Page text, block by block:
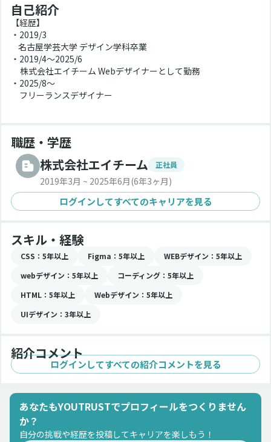
自己紹介
【経歴】
・2019/3
    名古屋学芸大学 デザイン学科卒業
・2019/4〜2025/6
     株式会社エイチーム Webデザイナーとして勤務
・2025/8〜
フリーランスデザイナー
職歴・学歴
株式会社エイチーム
正社員
2019年3月 ~ 2025年6月(6年3ヶ月)
ログインしてすべてのキャリアを見る
スキル・経験
CSS ：5年以上 Figma ：5年以上 WEBデザイン ：5年以上
webデザイン ：5年以上 コーディング ：5年以上
HTML ：5年以上 Webデザイン ：5年以上
UIデザイン ：3年以上
紹介コメント
ログインしてすべての紹介コメントを見る
あなたもYOUTRUSTでプロフィールをつくりません
か？
自分の挑戦や経歴を投稿してキャリアを楽しもう！